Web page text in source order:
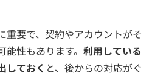
重要で、契約やアカウントがそ
性もあります。 利用している
しておく と、後からの対応がぐ